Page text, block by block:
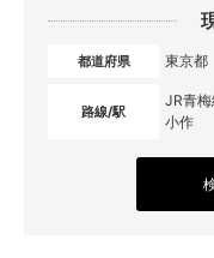
都道府県 東京都
路線/駅
JR青梅
小作